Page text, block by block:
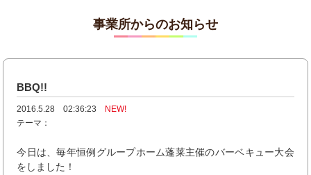
事業所からのお知らせ
BBQ!!
2016.5.28 02:36:23
NEW!
テーマ：
今日は、毎年恒例グループホーム蓬莱主催のバーベキュー大会
をしました！